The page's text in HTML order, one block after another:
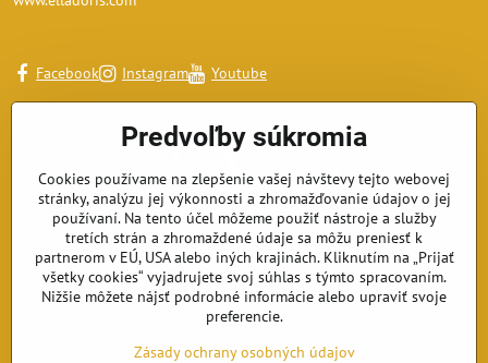
Facebook Instagram Youtube
Predvoľby súkromia
Cookies používame na zlepšenie vašej návštevy tejto webovej
stránky, analýzu jej výkonnosti a zhromažďovanie údajov o jej
používaní. Na tento účel môžeme použiť nástroje a služby
tretích strán a zhromaždené údaje sa môžu preniesť k
partnerom v EÚ, USA alebo iných krajinách. Kliknutím na „Prijať
všetky cookies“ vyjadrujete svoj súhlas s týmto spracovaním.
Nižšie môžete nájsť podrobné informácie alebo upraviť svoje
preferencie.
Zásady ochrany osobných údajov